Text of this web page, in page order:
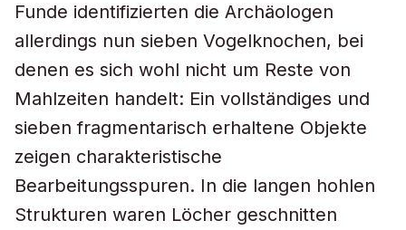
Funde identifizierten die Archäologen
allerdings nun sieben Vogelknochen, bei
denen es sich wohl nicht um Reste von
Mahlzeiten handelt: Ein vollständiges und
sieben fragmentarisch erhaltene Objekte
zeigen charakteristische
Bearbeitungsspuren. In die langen hohlen
Strukturen waren Löcher geschnitten